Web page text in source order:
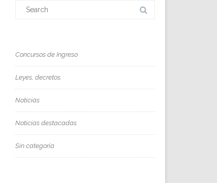
Concursos de Ingreso
Leyes, decretos.
Noticias
Noticias destacadas
Sin categoría